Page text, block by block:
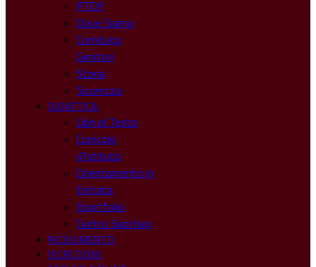
PTOF
Dove Siamo
Comitato
Genitori
Storia
Sicurezza
DIDATTICA
Libri di Testo
Curricolo
d’Istituto
Orientamento in
Entrata
Eportfolio
Centro Sportivo
RICEVIMENTO
ISCRIZIONI